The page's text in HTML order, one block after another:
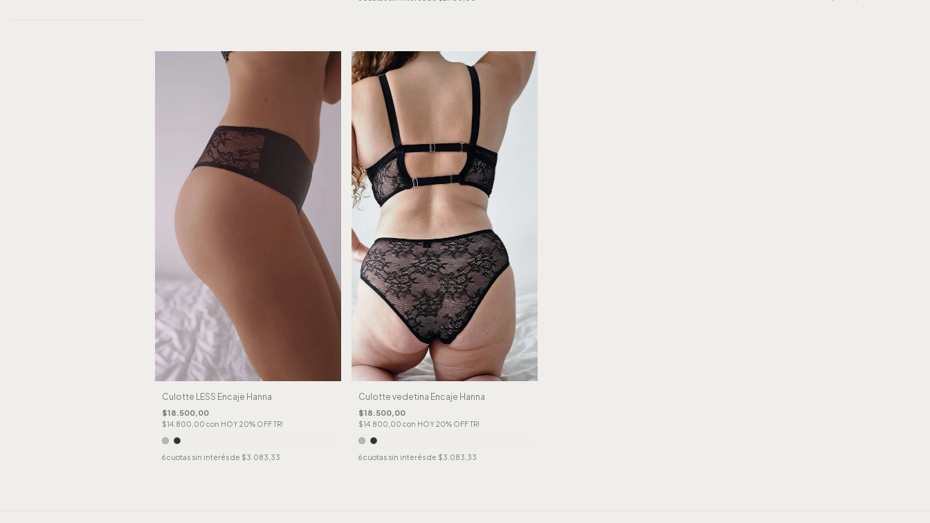
Culotte LESS Encaje Hanna
$18.500,00
$14.800,00 con HOY 20% OFF TR!
6cuotas sin interés de $3.083,33
Culotte vedetina Encaje Hanna
$18.500,00
$14.800,00 con HOY 20% OFF TR!
6cuotas sin interés de $3.083,33